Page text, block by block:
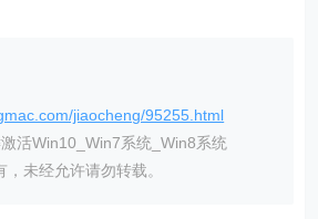
jiaocheng/95255.html
活Win10_Win7系统_Win8系统
未经允许请勿转载。